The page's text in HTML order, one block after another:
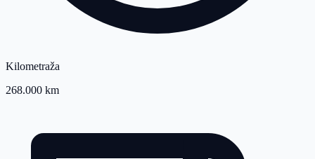
Kilometraža
268.000 km